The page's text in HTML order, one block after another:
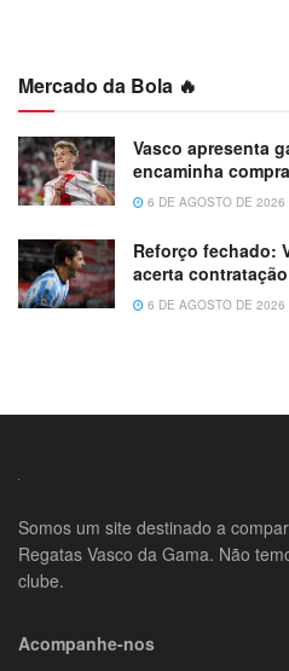
Mercado da Bola 🔥
Vasco apresenta
encaminha
6 DE AGOSTO DE 2026
Reforço fechado:
acerta
6 DE AGOSTO DE 2026
Somos um site destinado a
Regatas Vasco da Gama. Não
clube.
Acompanhe-nos